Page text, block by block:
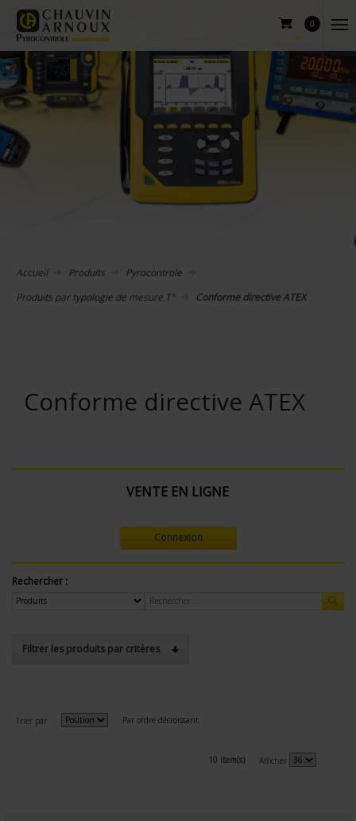
0
Accueil Produits
Pyrocontrole
Produits par typologie de mesure T°
Conforme directive ATEX
Conforme directive ATEX
VENTE EN LIGNE
Connexion
Rechercher :
Filtrer les produits par critères
Trier par Par ordre décroissant
10 item(s) Afficher